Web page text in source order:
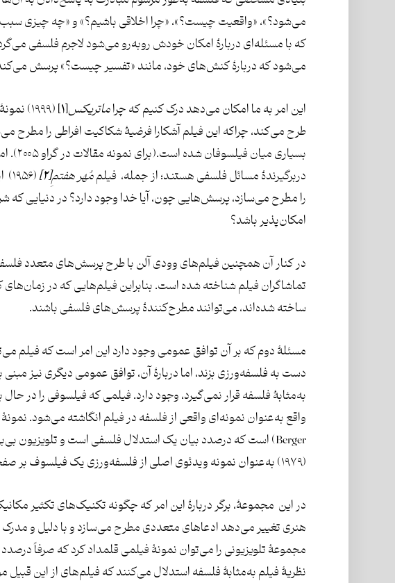
می‌شود؟»، «واقعیت چیست؟»، «چرا اخلاقی باشیم؟» و «چه چیزی
که با مسئله‌ای دربارۀ امکان خودش روبه‌رو می‌شود لاجرم فلسفی
می‌شود که دربارۀ کنش‌های خود، مانند «تفسیر چیست؟» پرسش
این امر به ما امکان می‌دهد درک کنیم که چراماتریکس[۱]
(۱۹۹۹)
طرح می‌کند، چراکه این فیلم آشکارا فرضیۀ شکاکیت افراطی را مطرح
بسیاری
دربرگیرندۀ مسائل فلسفی هستند؛ از جمله، فیلممُهر هفتمِ[۲]
را مطرح می‌سازد، پرسش‌هایی چون، آیا خدا وجود دارد؟ در دنیایی که
امکان‌پذیر باشد؟
در کنار آن همچنین فیلم‌های وودی آلن با طرح پرسش‌های متعدد فلسفی
تماشاگران فیلم شناخته شده است. بنابراین فیلم‌هایی که در
ساخته شده‌اند، می‌توانند مطرح‌کنندۀ پرسش‌های فلسفی باشند.
مسئلۀ دوم که بر آن توافق عمومی وجود دارد این امر است که فیلم
دست به فلسفه‌ورزی بزند، اما دربارۀ آن، توافق عمومی دیگری نیز
به‌مثابۀ فلسفه قرار نمی‌گیرد، وجود دارد. فیلمی که فیلسوفی را در
Berger) است که درصدد بیان یک استدلال فلسفی است و تلویزیون بی‌بی‌سی آن را با نام شیوه‌های
(۱۹۷۹) به‌عنوان نمونه ویدئوی اصلی از فلسفه‌ورزی یک فیلسوف بر صفحۀ نمایش، به نمایش می‌گذارد.
در این مجموعۀ، برگر دربارۀ این امر که چگونه تکنیک‌های تکثیر
هنری تغییر می‌دهد ادعاهای متعددی مطرح می‌سازد و با دلیل و مدرک
مجموعۀ تلویزیونی را می‌توان نمونۀ فیلمی قلمداد کرد که صرفاً
نظریۀ فیلم به‌مثابۀ فلسفه استدلال می‌کنند که فیلم‌های از این قبیل